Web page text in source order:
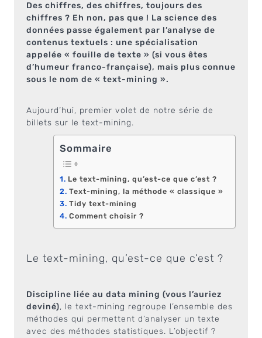
Des chiffres, des chiffres, toujours des
chiffres ? Eh non, pas que ! La science des
données passe également par l’analyse de
contenus textuels : une spécialisation
appelée « fouille de texte » (si vous êtes
d’humeur franco-française), mais plus connue
sous le nom de « text-mining ».
Aujourd’hui, premier volet de notre série de
billets sur le text-mining.
Sommaire
Le text-mining, qu’est-ce que c’est ?
Text-mining, la méthode « classique »
Tidy text-mining
Comment choisir ?
Le text-mining, qu’est-ce que c’est ?
Discipline liée au data mining (vous l’auriez
deviné), le text-mining regroupe l’ensemble des
méthodes qui permettent d’analyser un texte
avec des méthodes statistiques. L’objectif ?